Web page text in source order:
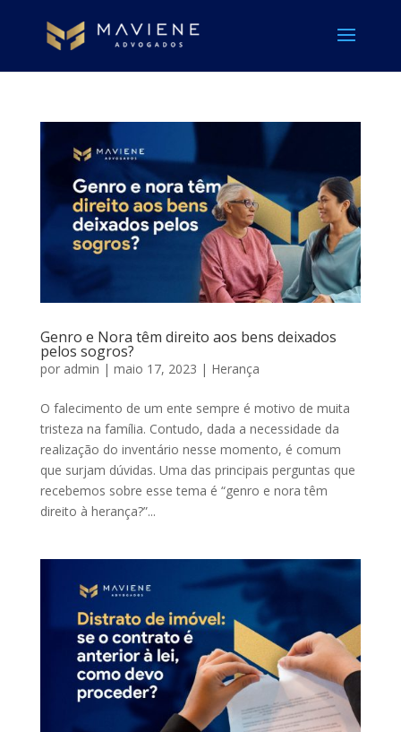
Genro e Nora têm direito aos bens deixados
pelos sogros?
por admin | maio 17, 2023 | Herança
O falecimento de um ente sempre é motivo de muita
tristeza na família. Contudo, dada a necessidade da
realização do inventário nesse momento, é comum
que surjam dúvidas. Uma das principais perguntas que
recebemos sobre esse tema é “genro e nora têm
direito à herança?”...